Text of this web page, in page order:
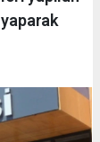
yaparak